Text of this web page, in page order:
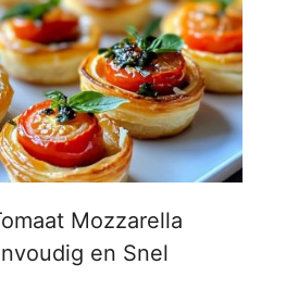
Mozzarella
en Snel